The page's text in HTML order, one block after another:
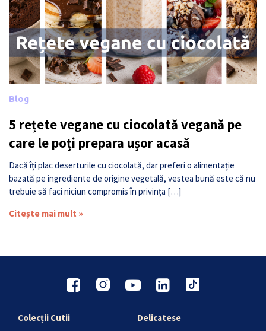
Blog
5 rețete vegane cu ciocolată vegană pe
care le poți prepara ușor acasă
Dacă îți plac deserturile cu ciocolată, dar preferi o alimentație
bazată pe ingrediente de origine vegetală, vestea bună este că nu
trebuie să faci niciun compromis în privința […]
Citește mai mult »
Colecții Cutii Delicatese